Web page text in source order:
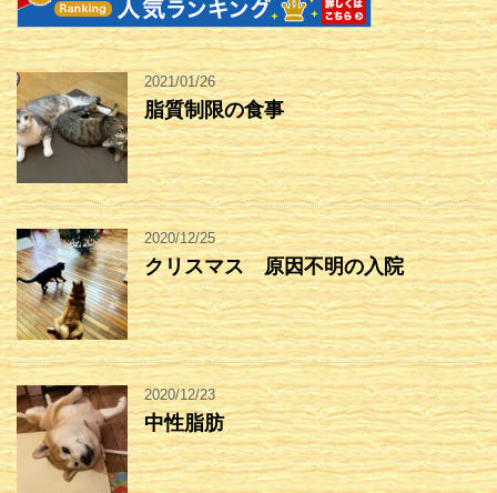
2021/01/26
脂質制限の食事
2020/12/25
クリスマス 原因不明の入院
2020/12/23
中性脂肪